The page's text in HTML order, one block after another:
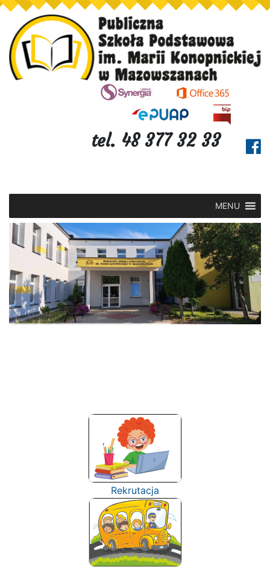
tel. 48 377 32 33
MENU
Rekrutacja